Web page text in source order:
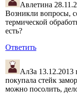
Авлетина
Возникли вопросы,
термической
есть?
Ответить
АлЗа 13.12.2013
покупала стейк
можно посолить,